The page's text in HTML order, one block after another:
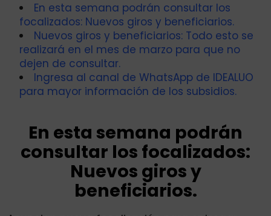
En esta semana podrán consultar los
focalizados: Nuevos giros y beneficiarios.
Nuevos giros y beneficiarios: Todo esto se
realizará en el mes de marzo para que no
dejen de consultar.
Ingresa al canal de WhatsApp de IDEALUO
para mayor información de los subsidios.
En esta semana podrán
consultar los focalizados:
Nuevos giros y
beneficiarios.